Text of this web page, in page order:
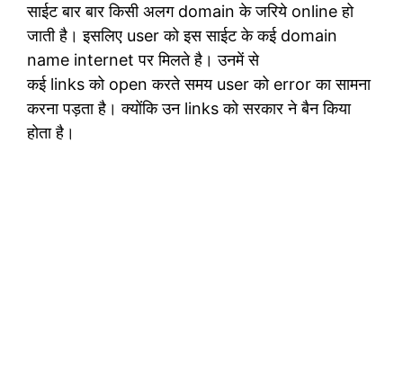
साईट बार बार किसी अलग domain के जरिये online हो
जाती है। इसलिए user को इस साईट के कई domain
name internet पर मिलते है। उनमें से
कई links को open करते समय user को error का सामना
करना पड़ता है। क्योंकि उन links को सरकार ने बैन किया
होता है।